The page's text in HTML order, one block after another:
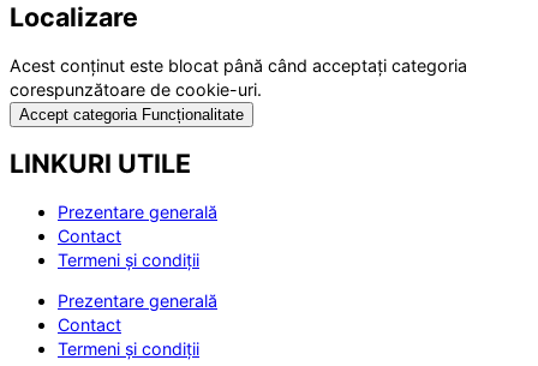
Localizare
Acest conținut este blocat până când acceptați categoria
corespunzătoare de cookie-uri.
Accept categoria Funcționalitate
LINKURI UTILE
Prezentare generală
Contact
Termeni și condiții
Prezentare generală
Contact
Termeni și condiții